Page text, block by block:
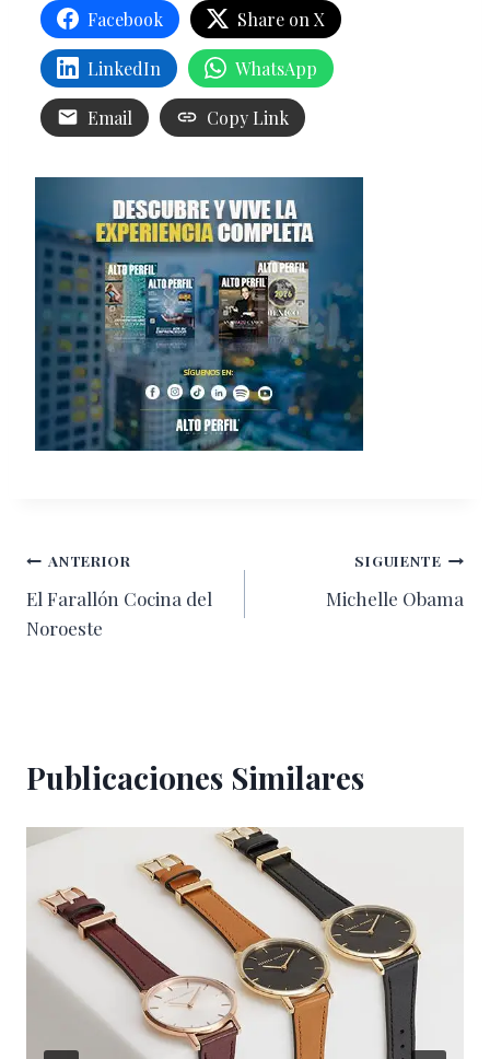
Facebook Share on X
LinkedIn WhatsApp
Email Copy Link
Navegación
de
ANTERIOR
El Farallón Cocina del
Noroeste
SIGUIENTE
Michelle Obama
Publicaciones Similares